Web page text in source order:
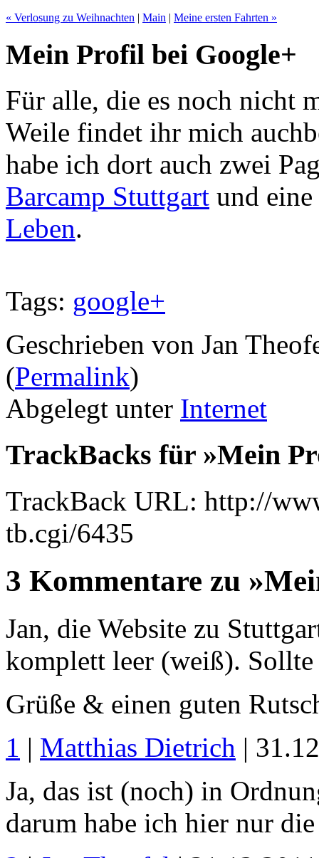
« Verlosung zu Weihnachten | Main | Meine ersten Fahrten »
Mein Profil bei Google+
Für alle, die es noch nicht
Weile findet ihr mich
habe ich dort auch zwei
Barcamp Stuttgart und
Leben.
Tags: google+
Geschrieben von Jan
(Permalink)
Abgelegt unter Internet
TrackBacks für »Mein
TrackBack URL: http://
tb.cgi/6435
3 Kommentare zu
Jan, die Website zu
komplett leer (weiß). Sollte
Grüße & einen guten
1 | Matthias Dietrich |
Ja, das ist (noch) in
darum habe ich hier nur